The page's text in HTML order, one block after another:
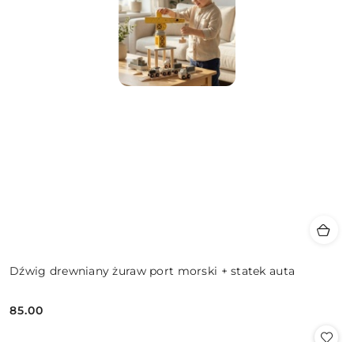
Dźwig drewniany żuraw port morski + statek auta
Cena:
85.00